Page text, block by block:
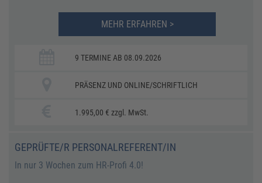
MEHR ERFAHREN >
9 TERMINE AB 08.09.2026
PRÄSENZ UND ONLINE/SCHRIFTLICH
1.995,00 € zzgl. MwSt.
GEPRÜFTE/R PERSONALREFERENT/IN
In nur 3 Wochen zum HR-Profi 4.0!